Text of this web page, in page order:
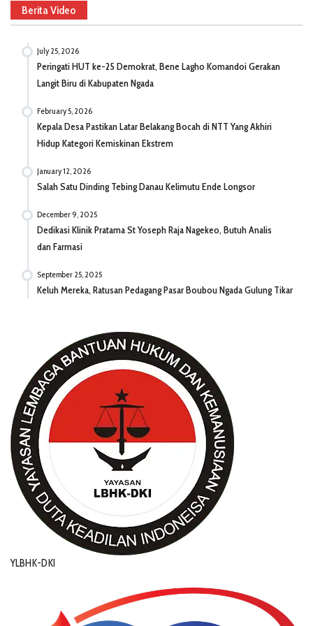
Berita Video
July 25, 2026
Peringati HUT ke-25 Demokrat, Bene Lagho Komandoi Gerakan
Langit Biru di Kabupaten Ngada
February 5, 2026
Kepala Desa Pastikan Latar Belakang Bocah di NTT Yang Akhiri
Hidup Kategori Kemiskinan Ekstrem
January 12, 2026
Salah Satu Dinding Tebing Danau Kelimutu Ende Longsor
December 9, 2025
Dedikasi Klinik Pratama St Yoseph Raja Nagekeo, Butuh Analis
dan Farmasi
September 25, 2025
Keluh Mereka, Ratusan Pedagang Pasar Boubou Ngada Gulung Tikar
YLBHK-DKI